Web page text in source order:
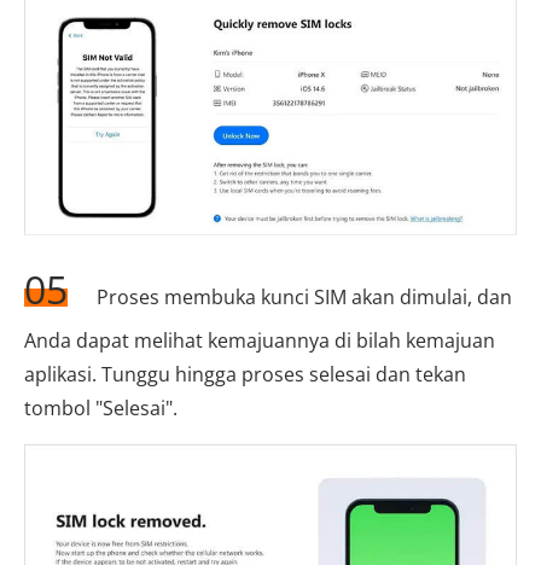
05
Proses membuka kunci SIM akan dimulai, dan
Anda dapat melihat kemajuannya di bilah kemajuan
aplikasi. Tunggu hingga proses selesai dan tekan
tombol "Selesai".